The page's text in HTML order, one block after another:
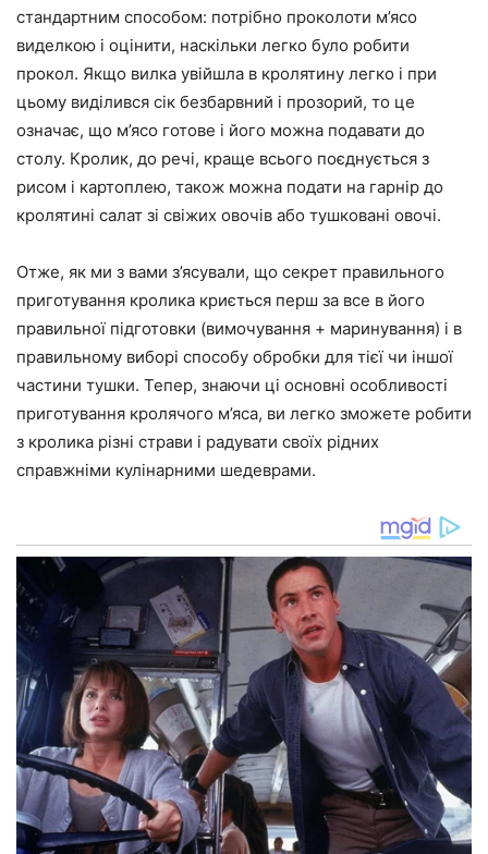
стандартним способом: потрібно проколоти м’ясо
виделкою і оцінити, наскільки легко було робити
прокол. Якщо вилка увійшла в кролятину легко і при
цьому виділився сік безбарвний і прозорий, то це
означає, що м’ясо готове і його можна подавати до
столу. Кролик, до речі, краще всього поєднується з
рисом і картоплею, також можна подати на гарнір до
кролятині салат зі свіжих овочів або тушковані овочі.
Отже, як ми з вами з’ясували, що секрет правильного
приготування кролика криється перш за все в його
правильної підготовки (вимочування + маринування) і в
правильному виборі способу обробки для тієї чи іншої
частини тушки. Тепер, знаючи ці основні особливості
приготування кролячого м’яса, ви легко зможете робити
з кролика різні страви і радувати своїх рідних
справжніми кулінарними шедеврами.